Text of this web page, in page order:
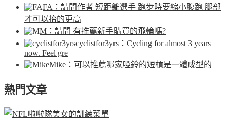
FA ：請問作者 短距離選手 跑步時要縮小腹跑 腿部
才可以抬的更高
M ：請問 有推薦新手購買的飛輪嗎?
cyclistfor3yrs ：Cycling for almost 3 years
now. Feel gre
Mike ：可以推薦哪家啞鈴的短槓是一體成型的
熱門文章